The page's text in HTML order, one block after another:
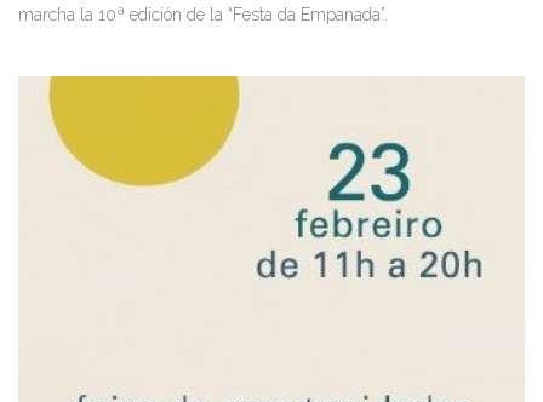
marcha la 10ª edición de la “Festa da Empanada”.